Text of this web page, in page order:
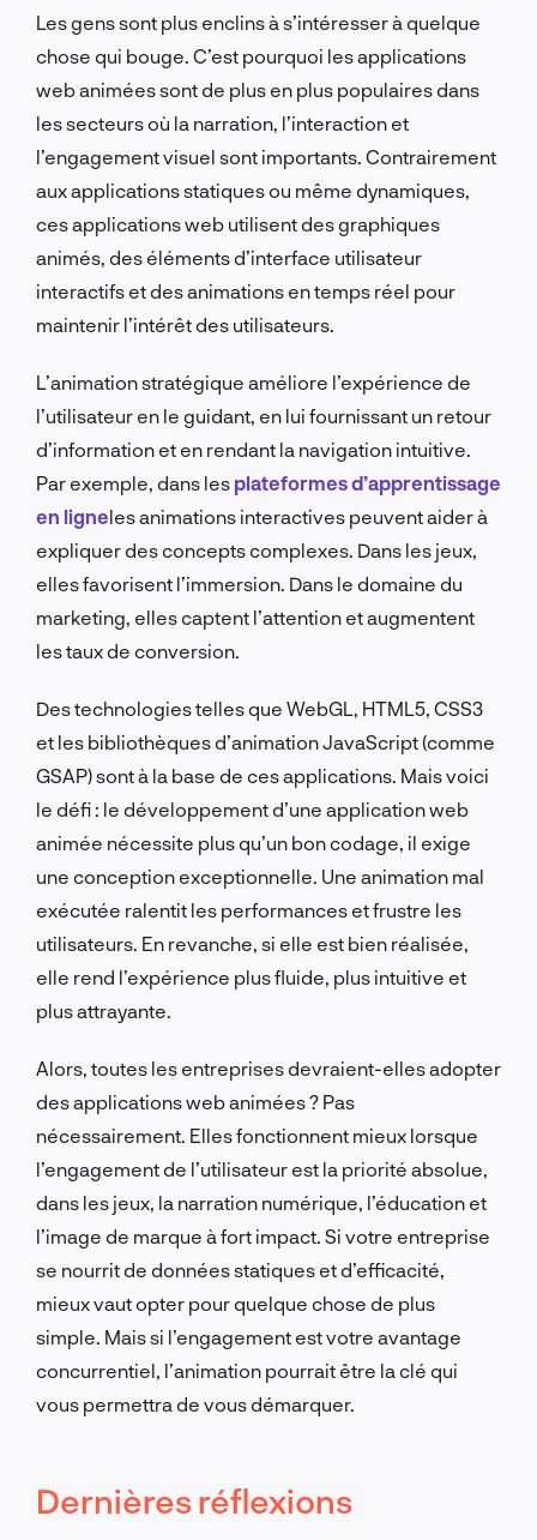
Les gens sont plus enclins à s’intéresser à quelque
chose qui bouge. C’est pourquoi les applications
web animées sont de plus en plus populaires dans
les secteurs où la narration, l’interaction et
l’engagement visuel sont importants. Contrairement
aux applications statiques ou même dynamiques,
ces applications web utilisent des graphiques
animés, des éléments d’interface utilisateur
interactifs et des animations en temps réel pour
maintenir l’intérêt des utilisateurs.
L’animation stratégique améliore l’expérience de
l’utilisateur en le guidant, en lui fournissant un retour
d’information et en rendant la navigation intuitive.
Par exemple, dans les plateformes d’apprentissage
en ligneles animations interactives peuvent aider à
expliquer des concepts complexes. Dans les jeux,
elles favorisent l’immersion. Dans le domaine du
marketing, elles captent l’attention et augmentent
les taux de conversion.
Des technologies telles que WebGL, HTML5, CSS3
et les bibliothèques d’animation JavaScript (comme
GSAP) sont à la base de ces applications. Mais voici
le défi : le développement d’une application web
animée nécessite plus qu’un bon codage, il exige
une conception exceptionnelle. Une animation mal
exécutée ralentit les performances et frustre les
utilisateurs. En revanche, si elle est bien réalisée,
elle rend l’expérience plus fluide, plus intuitive et
plus attrayante.
Alors, toutes les entreprises devraient-elles adopter
des applications web animées ? Pas
nécessairement. Elles fonctionnent mieux lorsque
l’engagement de l’utilisateur est la priorité absolue,
dans les jeux, la narration numérique, l’éducation et
l’image de marque à fort impact. Si votre entreprise
se nourrit de données statiques et d’efficacité,
mieux vaut opter pour quelque chose de plus
simple. Mais si l’engagement est votre avantage
concurrentiel, l’animation pourrait être la clé qui
vous permettra de vous démarquer.
Dernières réflexions